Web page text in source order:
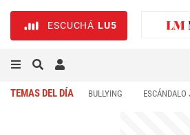
ESCUCHÁ LU5
TEMAS DEL DÍA BULLYING ESCÁNDALO